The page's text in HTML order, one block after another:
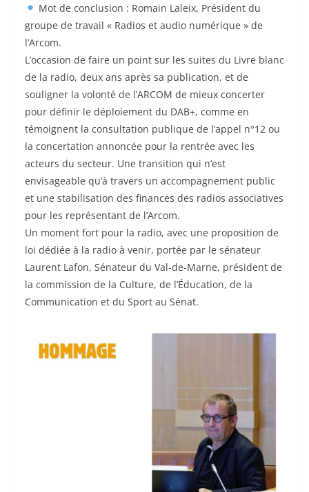
Mot de conclusion : Romain Laleix, Président du
groupe de travail « Radios et audio numérique » de
l’Arcom.
L’occasion de faire un point sur les suites du Livre blanc
de la radio, deux ans après sa publication, et de
souligner la volonté de l’ARCOM de mieux concerter
pour définir le déploiement du DAB+, comme en
témoignent la consultation publique de l’appel n°12 ou
la concertation annoncée pour la rentrée avec les
acteurs du secteur. Une transition qui n’est
envisageable qu’à travers un accompagnement public
et une stabilisation des finances des radios associatives
pour les représentant de l’Arcom.
Un moment fort pour la radio, avec une proposition de
loi dédiée à la radio à venir, portée par le sénateur
Laurent Lafon, Sénateur du Val-de-Marne, président de
la commission de la Culture, de l’Éducation, de la
Communication et du Sport au Sénat.